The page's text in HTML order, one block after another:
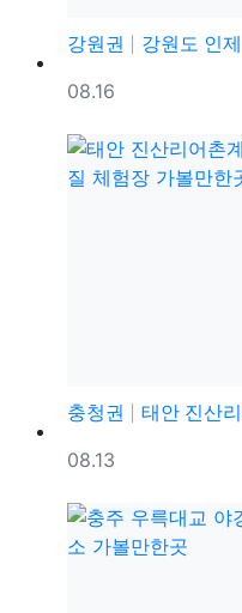
강원권
강원도 인제 아
등록일
08.16
충청권
태안 진산리어
등록일
08.13